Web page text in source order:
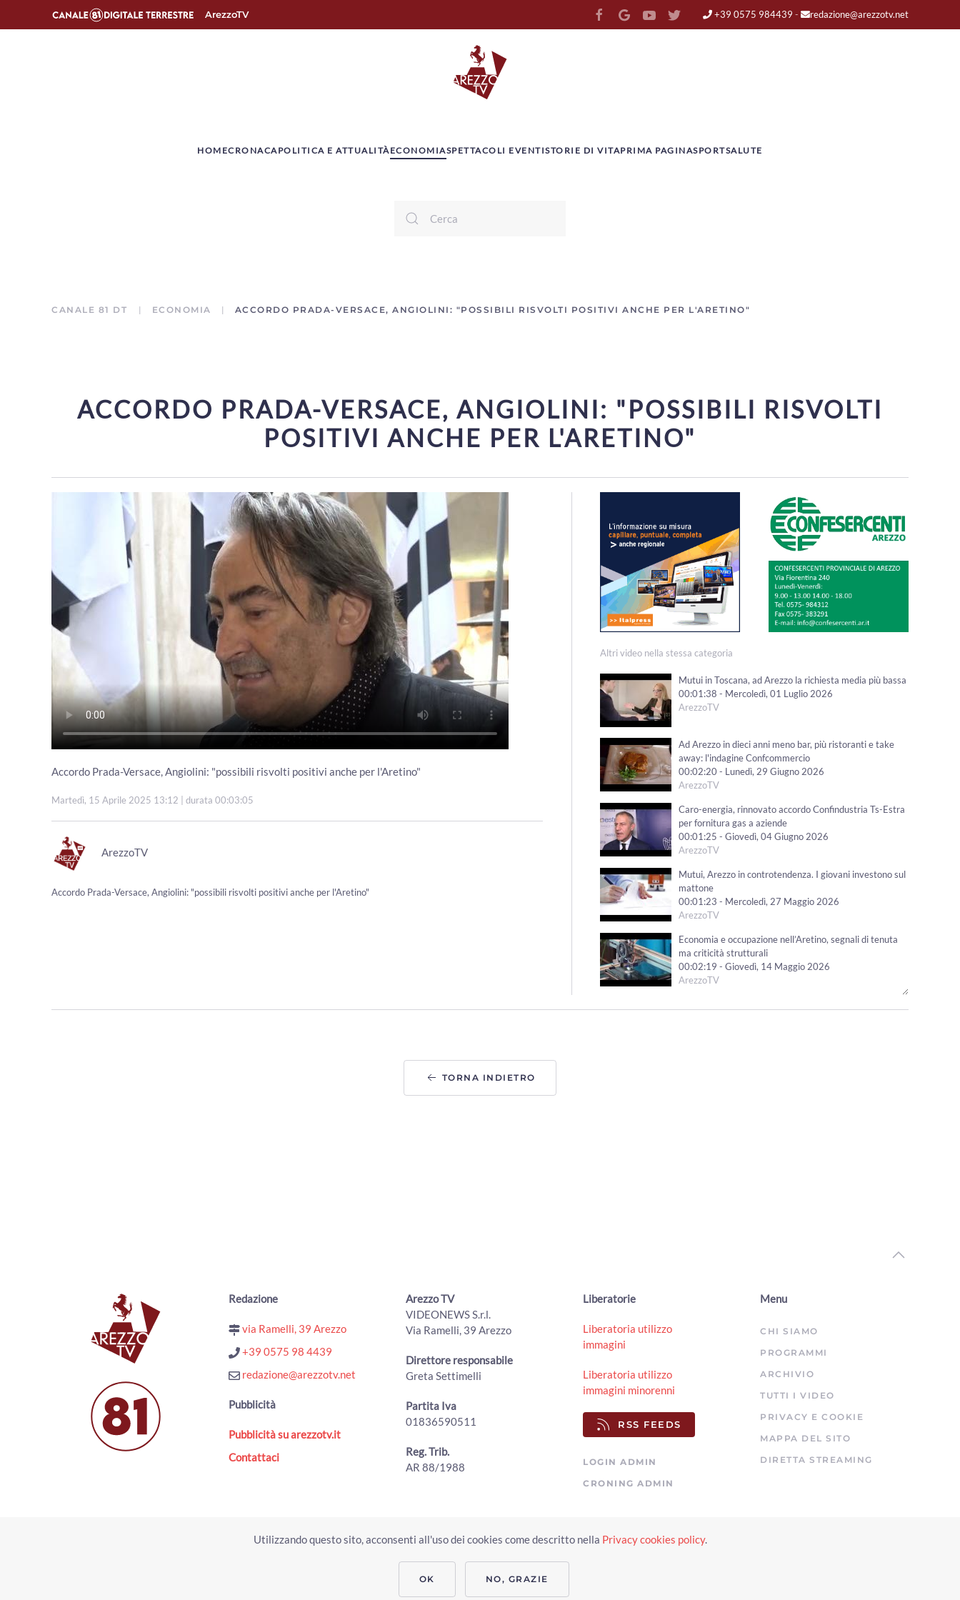
ArezzoTV +39 0575 984439 - redazione@arezzotv.net
­HOMECRONACAPOLITICA E ATTUALITÀECONOMIASPETTACOLI EVENTISTORIE DI VITAPRIMA PAGINASPORTSALUTE
CANALE 81 DT ECONOMIA ACCORDO PRADA-VERSACE, ANGIOLINI: "POSSIBILI RISVOLTI POSITIVI ANCHE PER L'ARETINO"
ACCORDO PRADA-VERSACE, ANGIOLINI: "POSSIBILI RISVOLTI
POSITIVI ANCHE PER L'ARETINO"
Accordo Prada-Versace, Angiolini: "possibili risvolti positivi anche per l'Aretino"
Martedì, 15 Aprile 2025 13:12 | durata 00:03:05
ArezzoTV
Accordo Prada-Versace, Angiolini: "possibili risvolti positivi anche per l'Aretino"
Altri video nella stessa categoria
Mutui in Toscana, ad Arezzo la richiesta media più bassa
00:01:38 - Mercoledì, 01 Luglio 2026
ArezzoTV
Ad Arezzo in dieci anni meno bar, più ristoranti e take
away: l'indagine Confcommercio
00:02:20 - Lunedì, 29 Giugno 2026
ArezzoTV
Caro-energia, rinnovato accordo Confindustria Ts-Estra
per fornitura gas a aziende
00:01:25 - Giovedì, 04 Giugno 2026
ArezzoTV
Mutui, Arezzo in controtendenza. I giovani investono sul
mattone
00:01:23 - Mercoledì, 27 Maggio 2026
ArezzoTV
Economia e occupazione nell’Aretino, segnali di tenuta
ma criticità strutturali
00:02:19 - Giovedì, 14 Maggio 2026
ArezzoTV
Oro, prosegue la "tempesta perfetta". Si teme per i
00:00:00 - Lunedì, 06 Aprile 2026
Sempre più saracinesche abbassate ad Arezzo, nel
00:01:59 - Martedì, 17 Marzo 2026
ArezzoTV
Merci ferme a Dubai e prezzo dell'oro che sale, i timori
inciderà sul distretto”
TORNA INDIETRO
Redazione
via Ramelli, 39 Arezzo
+39 0575 98 4439
redazione@arezzotv.net
Pubblicità
Pubblicità su arezzotv.it
Contattaci
Arezzo TV
VIDEONEWS S.r.l.
Via Ramelli, 39 Arezzo
Direttore responsabile
Greta Settimelli
Partita Iva
01836590511
Reg. Trib.
AR 88/1988
Liberatorie
Liberatoria utilizzo
immagini
Liberatoria utilizzo
immagini minorenni
RSS FEEDS
LOGIN ADMIN
CRONING ADMIN
Menu
CHI SIAMO
PROGRAMMI
ARCHIVIO
TUTTI I VIDEO
PRIVACY E COOKIE
MAPPA DEL SITO
DIRETTA STREAMING
Realizzato da Click & Fly Arezzo 2023
Soluzioni web video fotografia drone
Utilizzando questo sito, acconsenti all'uso dei cookies come descritto nella Privacy cookies policy.
OK NO, GRAZIE